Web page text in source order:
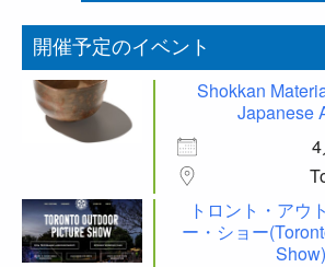
開催予定のイベント
Shokkan
Japanese
トロント・アウ
ー・ショー